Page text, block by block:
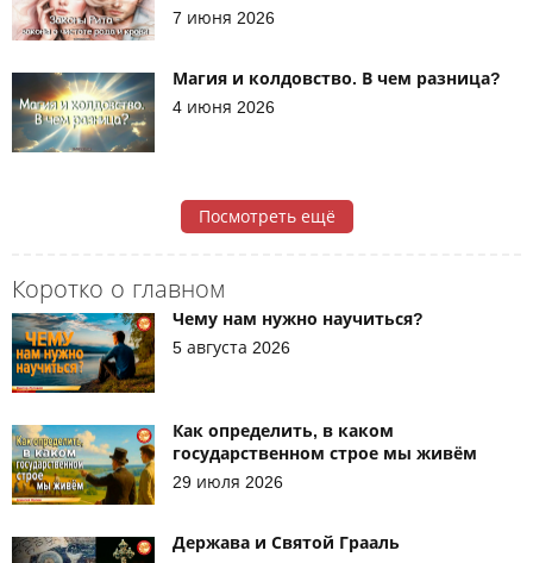
Коротко о главном
Чему нам нужно научиться?
5 августа 2026
Как определить, в каком
государственном строе мы живём
29 июля 2026
Держава и Святой Грааль
7 июня 2026
Магия и колдовство. В чем разница?
4 июня 2026
Посмотреть ещё